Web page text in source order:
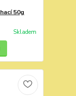
50g
Skladem